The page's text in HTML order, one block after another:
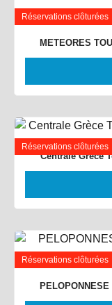
Réservations clôturées
METEORES
Réservations clôturées
Centrale Grèce
Réservations clôturées